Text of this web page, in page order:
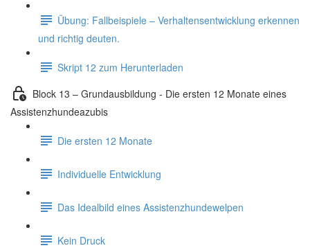
Übung: Fallbeispiele – Verhaltensentwicklung erkennen
und richtig deuten.
Skript 12 zum Herunterladen
Block 13 – Grundausbildung - Die ersten 12 Monate eines
Assistenzhundeazubis
Die ersten 12 Monate
Individuelle Entwicklung
Das Idealbild eines Assistenzhundewelpen
Kein Druck